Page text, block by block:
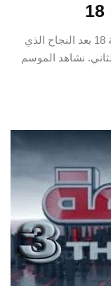
برامج رمضان 2018 برنامج الصدمة 3 – الحلقة 18 بعد النجاح الذي
نشاهد الموسم